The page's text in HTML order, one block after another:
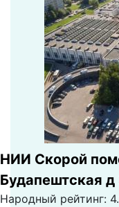
НИИ Скорой
Будапештская д
Народный рейтинг: